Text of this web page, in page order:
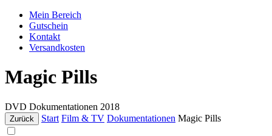
Mein Bereich
Gutschein
Kontakt
Versandkosten
Magic Pills
DVD Dokumentationen 2018
Zurück Start Film & TV Dokumentationen Magic Pills